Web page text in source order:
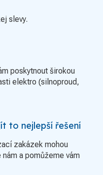
slevy.
poskytnout širokou
elektro (silnoproud,
to nejlepší řešení
zakázek mohou
a pomůžeme vám